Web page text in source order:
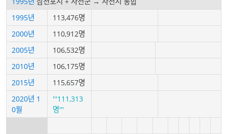
1995년
113,476명
2000년
110,912명
2005년
106,532명
2010년
106,175명
2015년
115,657명
2020년 1
0월
'''111,313
명'''